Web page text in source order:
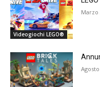
Videogiochi LEGO®
Marzo